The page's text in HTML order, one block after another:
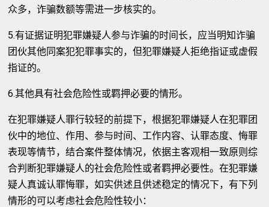
众多，诈骗数额等需进一步核实的。
5.有证据证明犯罪嫌疑人参与诈骗的时间长，应当明知诈骗
团伙其他同案犯犯罪事实的，但犯罪嫌疑人拒绝指证或虚假
指证的。
6.其他具有社会危险性或羁押必要的情形。
在犯罪嫌疑人罪行较轻的前提下，根据犯罪嫌疑人在犯罪团
伙中的地位、作用、参与时间、工作内容、认罪态度、悔罪
表现等情节，结合案件整体情况，依据主客观相一致原则综
合判断犯罪嫌疑人的社会危险性或者羁押必要性。在犯罪嫌
疑人真诚认罪悔罪，如实供述且供述稳定的情况下，有下列
情形的可以考虑社会危险性较小：